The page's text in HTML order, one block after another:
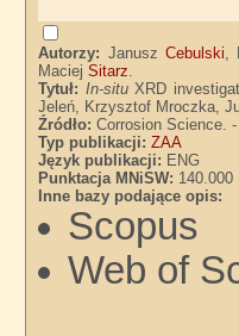
Autorzy: Janusz Cebulski,
MaciejSitarz.
Tytuł: In-situXRD
Jeleń, Krzysztof Mroczka,
Źródło:Corrosion Science.
Typ publikacji:ZAA
Język publikacji: ENG
Punktacja MNiSW: 140.000
Inne bazy podające opis:
Scopus
Web of